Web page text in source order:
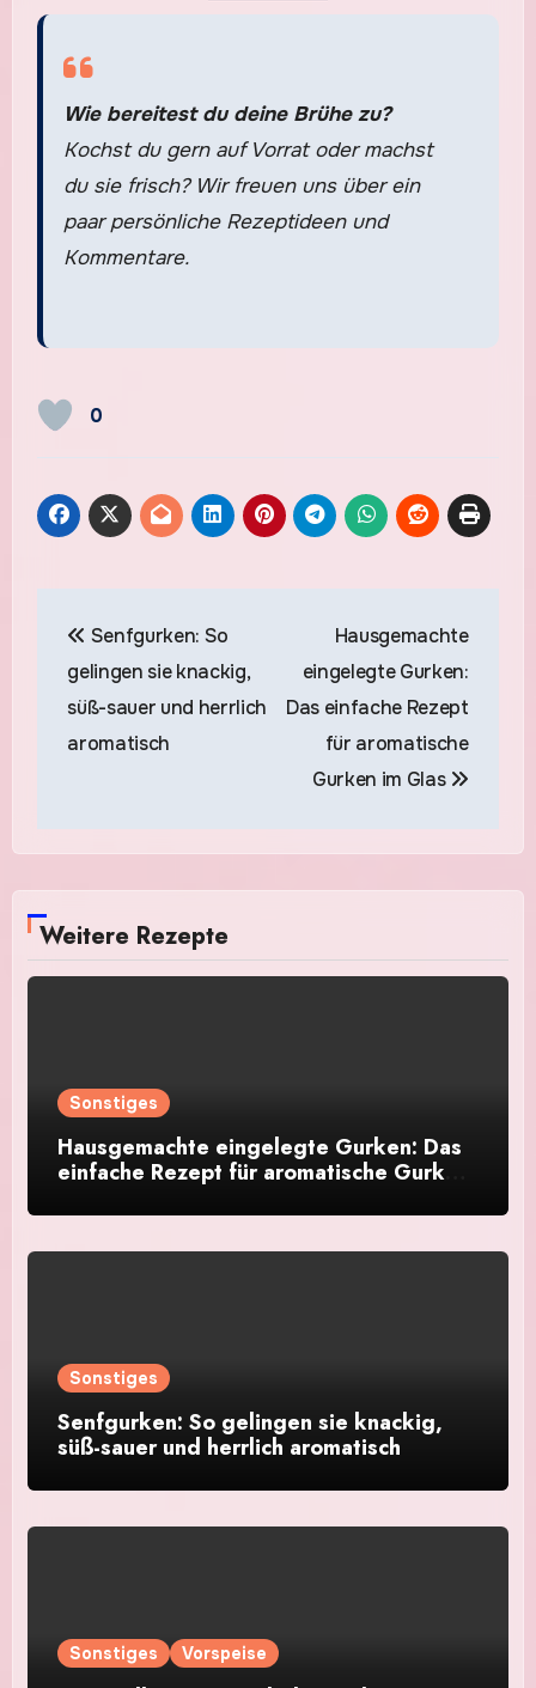
Wie bereitest du deine Brühe zu?
Kochst du gern auf Vorrat oder machst
du sie frisch? Wir freuen uns über ein
paar persönliche Rezeptideen und
Kommentare.
0
Senfgurken: So
gelingen sie knackig,
süß-sauer und herrlich
aromatisch
Hausgemachte
eingelegte Gurken:
Das einfache Rezept
für aromatische
Gurken im Glas
Weitere Rezepte
Sonstiges
Hausgemachte eingelegte Gurken: Das
einfache Rezept für aromatische Gurken
Sonstiges
Senfgurken: So gelingen sie knackig,
süß-sauer und herrlich aromatisch
Sonstiges Vorspeise